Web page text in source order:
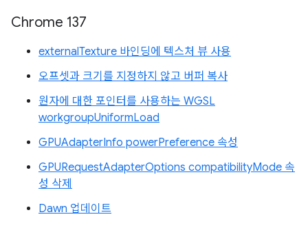
Chrome 137
externalTexture 바인딩에 텍스처 뷰 사용
오프셋과 크기를 지정하지 않고 버퍼 복사
원자에 대한 포인터를 사용하는 WGSL
workgroupUniformLoad
GPUAdapterInfo powerPreference 속성
GPURequestAdapterOptions compatibilityMode 속
성 삭제
Dawn 업데이트